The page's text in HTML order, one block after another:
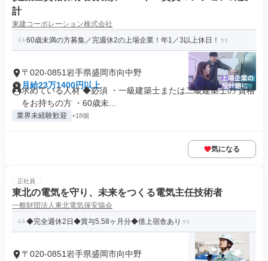
計
東建コーポレーション株式会社
60歳未満の方募集／完週休2の上場企業！年1／3以上休日！
〒020-0851岩手県盛岡市向中野
月給23万1400円以上
求めている人材 ◆必須 ・一級建築士または二級建築士の 資格
をお持ちの方 ・60歳未...
業界未経験歓迎 +18個
気になる
正社員
東北の電気を守り、未来をつくる電気主任技術者
一般財団法人東北電気保安協会
◆完全週休2日◆賞与5.58ヶ月分◆借上宿舎あり
〒020-0851岩手県盛岡市向中野